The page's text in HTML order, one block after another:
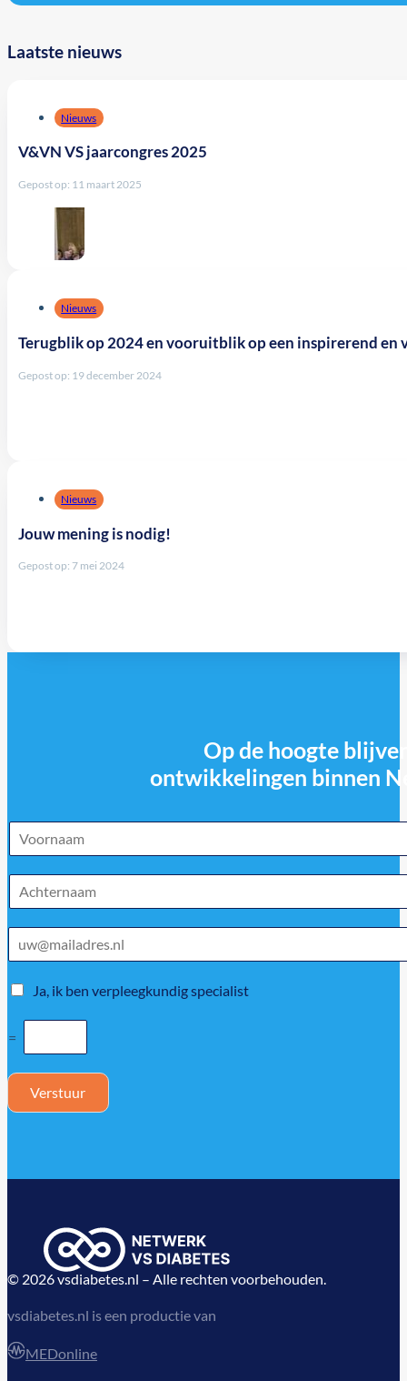
Laatste nieuws
Nieuws
V&VN VS jaarcongres 2025
Gepost op: 11 maart 2025
Nieuws
Terugblik op 2024 en vooruitblik op een inspirerend en
Gepost op: 19 december 2024
Nieuws
Jouw mening is nodig!
Gepost op: 7 mei 2024
Op de hoogte
ontwikkelingen binnen
Ja, ik ben verpleegkundig specialist
=
Verstuur
© 2026 vsdiabetes.nl – Alle rechten voorbehouden.
vsdiabetes.nl is een productie van
MEDonline